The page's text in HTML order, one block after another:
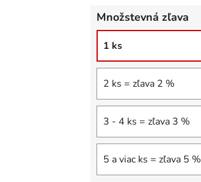
hviezdičiek.
Množstevná zľava
1 ks
2 ks = zľava 2 %
3 - 4 ks = zľava 3 %
5 a viac ks = zľava 5 %